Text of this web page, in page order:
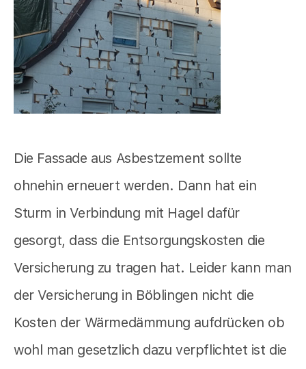
Die Fassade aus Asbestzement sollte
ohnehin erneuert werden. Dann hat ein
Sturm in Verbindung mit Hagel dafür
gesorgt, dass die Entsorgungskosten die
Versicherung zu tragen hat. Leider kann man
der Versicherung in Böblingen nicht die
Kosten der Wärmedämmung aufdrücken ob
wohl man gesetzlich dazu verpflichtet ist die